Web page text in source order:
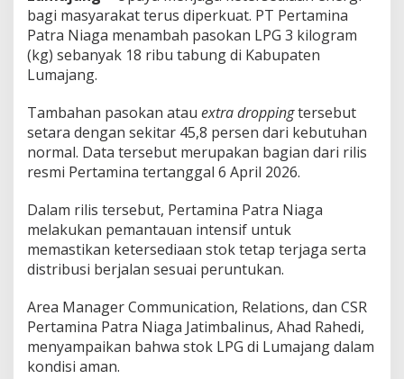
u
g
L
3
K
g
d
i
u
a
j
a
g
bagi masyarakat terus diperkuat. PT Pertamina
Patra Niaga menambah pasokan LPG 3 kilogram
(kg) sebanyak 18 ribu tabung di Kabupaten
Lumajang.
Tambahan pasokan atau extra droppingtersebut
setara dengan sekitar 45,8 persen dari kebutuhan
normal. Data tersebut merupakan bagian dari rilis
resmi Pertamina tertanggal 6 April 2026.
Dalam rilis tersebut, Pertamina Patra Niaga
melakukan pemantauan intensif untuk
memastikan ketersediaan stok tetap terjaga serta
distribusi berjalan sesuai peruntukan.
Area Manager Communication, Relations, dan CSR
Pertamina Patra Niaga Jatimbalinus, Ahad Rahedi,
menyampaikan bahwa stok LPG di Lumajang dalam
kondisi aman.